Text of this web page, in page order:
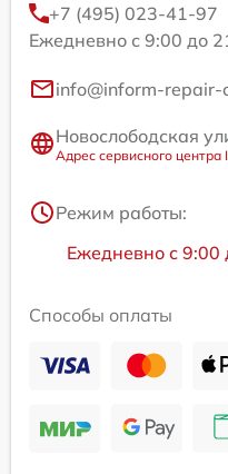
+7 (495) 023-41-97
Ежедневно с 9:00 до
info@inform-repair-
Новослободская
Адрес сервисного центра
Режим работы:
Ежедневно с 9:00
Способы оплаты